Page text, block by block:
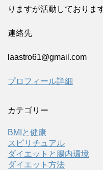
りますが活動しておりま
連絡先
laastro61@gmail.com
プロフィール詳細
カテゴリー
BMIと健康
スピリチュアル
ダイエットと腸内環境
ダイエット方法